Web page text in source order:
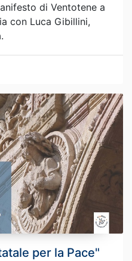
di Ventotene a
con Luca Gibillini,
per la Pace"